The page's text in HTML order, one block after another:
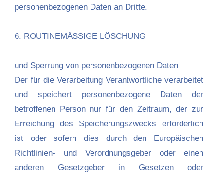
personenbezogenen Daten an Dritte.
6. ROUTINEMÄSSIGE LÖSCHUNG
und Sperrung von personenbezogenen Daten
Der für die Verarbeitung Verantwortliche verarbeitet
und speichert personenbezogene Daten der
betroffenen Person nur für den Zeitraum, der zur
Erreichung des Speicherungszwecks erforderlich
ist oder sofern dies durch den Europäischen
Richtlinien- und Verordnungsgeber oder einen
anderen Gesetzgeber in Gesetzen oder